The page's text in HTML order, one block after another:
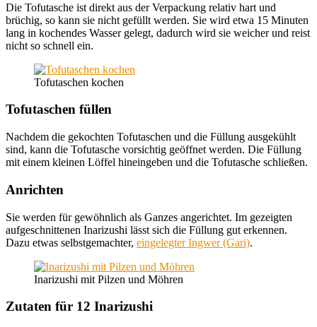
Die Tofutasche ist direkt aus der Verpackung relativ hart und
brüchig, so kann sie nicht gefüllt werden. Sie wird etwa 15 Minuten
lang in kochendes Wasser gelegt, dadurch wird sie weicher und reist
nicht so schnell ein.
Tofutaschen kochen
Tofutaschen füllen
Nachdem die gekochten Tofutaschen und die Füllung ausgekühlt
sind, kann die Tofutasche vorsichtig geöffnet werden. Die Füllung
mit einem kleinen Löffel hineingeben und die Tofutasche schließen.
Anrichten
Sie werden für gewöhnlich als Ganzes angerichtet. Im gezeigten
aufgeschnittenen Inarizushi lässt sich die Füllung gut erkennen.
Dazu etwas selbstgemachter, eingelegter Ingwer (Gari).
Inarizushi mit Pilzen und Möhren
Zutaten für 12 Inarizushi